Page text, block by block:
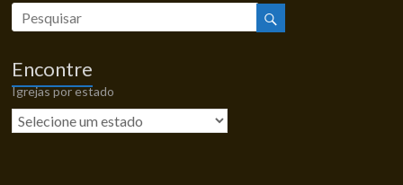
Encontre
Igrejas por estado